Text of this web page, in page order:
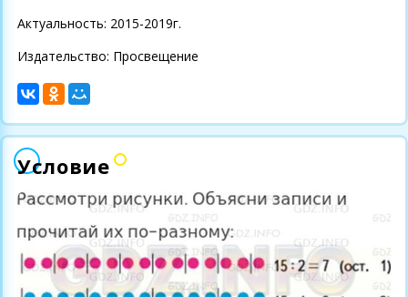
Актуальность: 2015-2019г.
Издательство: Просвещение
Условие